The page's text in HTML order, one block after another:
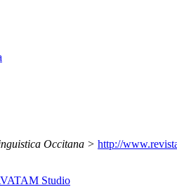
Occitana > http://
Studio